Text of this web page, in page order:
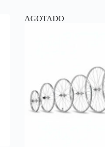
AGOTADO